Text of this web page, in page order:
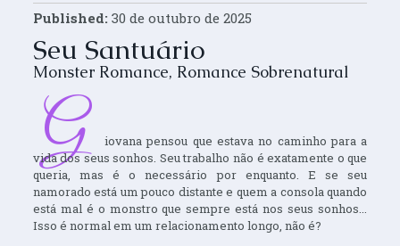
Published: 30 de outubro de 2025
Seu Santuário
Monster Romance, Romance Sobrenatural
G
iovana pensou que estava no caminho para a
vida dos seus sonhos. Seu trabalho não é exatamente o que
queria, mas é o necessário por enquanto. E se seu
namorado está um pouco distante e quem a consola quando
está mal é o monstro que sempre está nos seus sonhos...
Isso é normal em um relacionamento longo, não é?